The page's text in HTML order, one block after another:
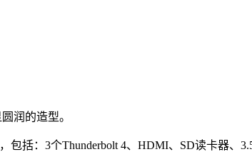
润的造型。
括：3个Thunderbolt 4、HDMI、SD读卡器、